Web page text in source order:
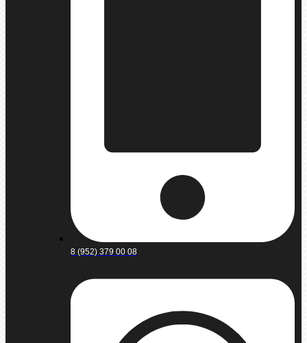
8 (952) 379 00 08